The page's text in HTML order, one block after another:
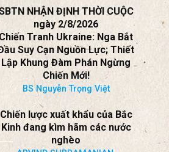
“CỦA NGƯỜI PHÚC TA”. . . ra
“Xiêu hồn lạc phách”.
Trần nguyên Thao
SBTN NHẬN ĐỊNH THỜI CUỘC
ngày 2/8/2026
Chiến Tranh Ukraine: Nga Bắt
Đầu Suy Cạn Nguồn Lực; Thiết
Lập Khung Đàm Phán Ngừng
Chiến Mới!